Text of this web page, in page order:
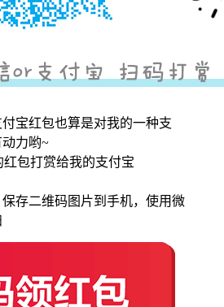
宝红包也算是对我的一种支
力哟~
包打赏给我的支付宝
存二维码图片到手机，使用微